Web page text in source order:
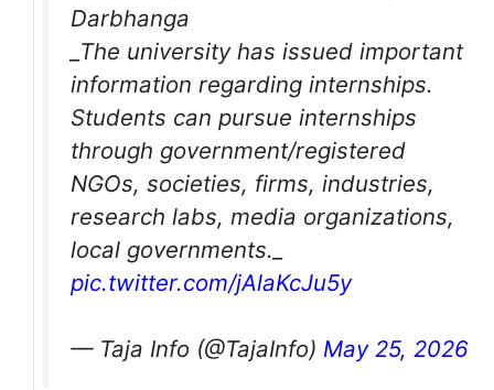
Darbhanga
_The university has issued important
information regarding internships.
Students can pursue internships
through government/registered
NGOs, societies, firms, industries,
research labs, media organizations,
local governments._
pic.twitter.com/jAlaKcJu5y
— Taja Info (@TajaInfo) May 25, 2026